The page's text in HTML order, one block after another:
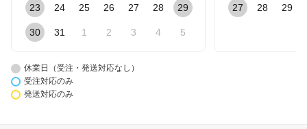
23 24 25 26 27 28 29
30 31 1 2 3 4 5
27 28 29
休業日（受注・発送対応なし）
受注対応のみ
発送対応のみ